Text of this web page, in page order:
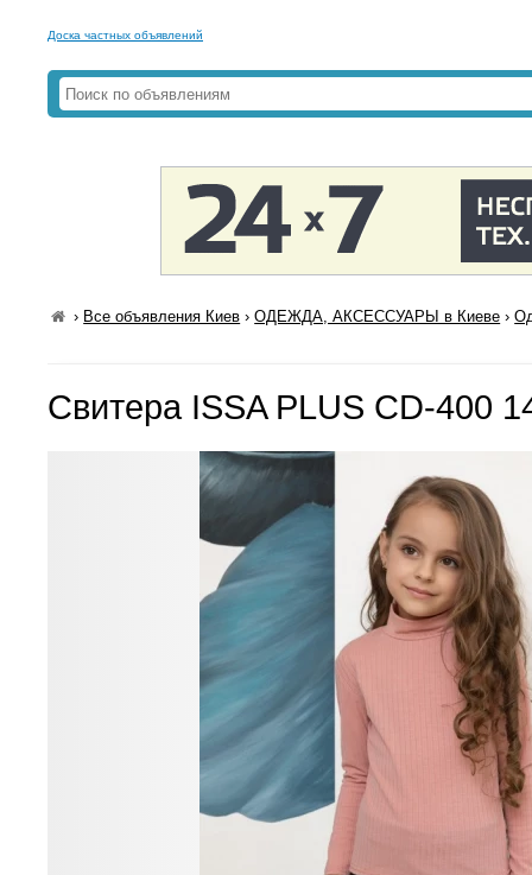
Доска частных объявлений
› Все объявления Киев ›ОДЕЖДА, АКСЕССУАРЫ в Киеве ›
Свитера ISSA PLUS CD-400